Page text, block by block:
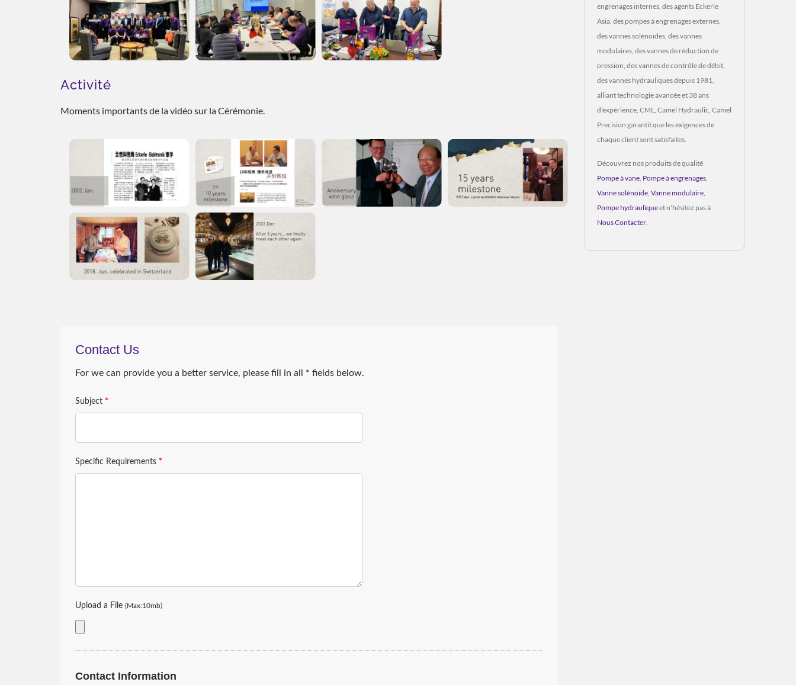
Activité
Moments importants de la vidéo sur la Cérémonie.
engrenages internes, des agents Eckerle
Asia, des pompes à engrenages externes,
des vannes solénoïdes, des vannes
modulaires, des vannes de réduction de
pression, des vannes de contrôle de débit,
des vannes hydrauliques depuis 1981,
alliant technologie avancée et 38 ans
d'expérience, CML, Camel Hydraulic, Camel
Precision garantit que les exigences de
chaque client sont satisfaites.
Découvrez nos produits de qualité
Pompe à vane Pompe à engrenages
Vanne solénoïde Vanne modulaire
Pompe hydrauliqueet n'hésitez pas à
Nous Contacter